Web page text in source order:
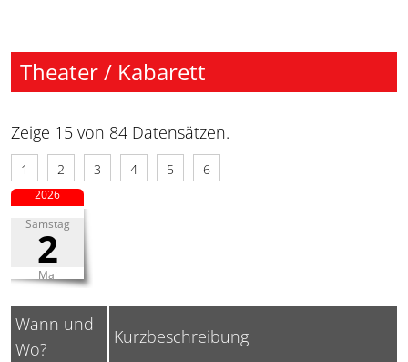
Theater / Kabarett
Zeige 15 von 84 Datensätzen.
1 2 3 4 5 6
Samstag
2
Mai
2026
Wann und
Wo?
Kurzbeschreibung